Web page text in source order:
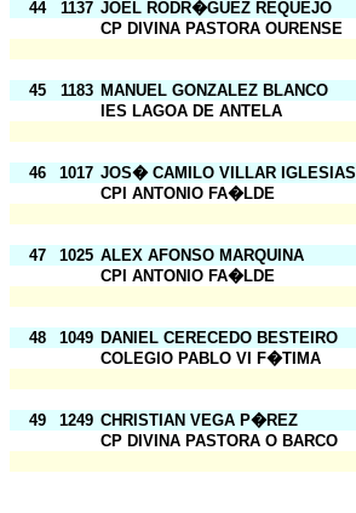
44
1137 JOEL RODR�GUEZ REQUEJO
CP DIVINA PASTORA OURENSE
45
1183 MANUEL GONZALEZ BLANCO
IES LAGOA DE ANTELA
46
1017 JOS� CAMILO VILLAR IGLESIAS
CPI ANTONIO FA�LDE
47
1025 ALEX AFONSO MARQUINA
CPI ANTONIO FA�LDE
48
1049 DANIEL CERECEDO BESTEIRO
COLEGIO PABLO VI F�TIMA
49
1249 CHRISTIAN VEGA P�REZ
CP DIVINA PASTORA O BARCO